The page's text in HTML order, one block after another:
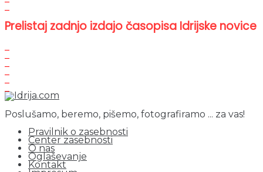
Prelistaj zadnjo izdajo časopisa Idrijske novice
Poslušamo, beremo, pišemo, fotografiramo ... za vas!
Pravilnik o zasebnosti
Center zasebnosti
O nas
Oglaševanje
Kontakt